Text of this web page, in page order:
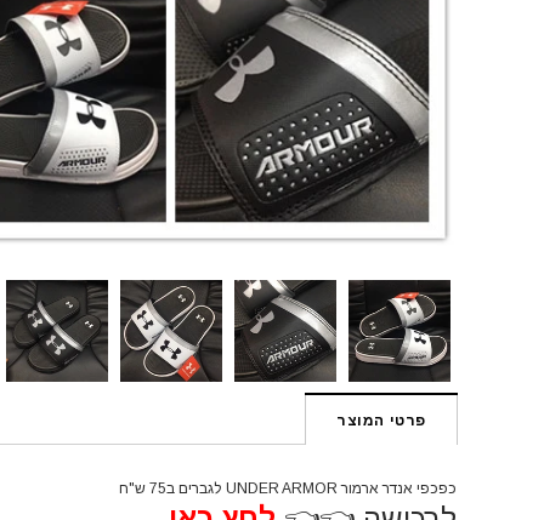
פרטי המוצר
כפכפי אנדר ארמור UNDER ARMOR לגברים ב75 ש"ח